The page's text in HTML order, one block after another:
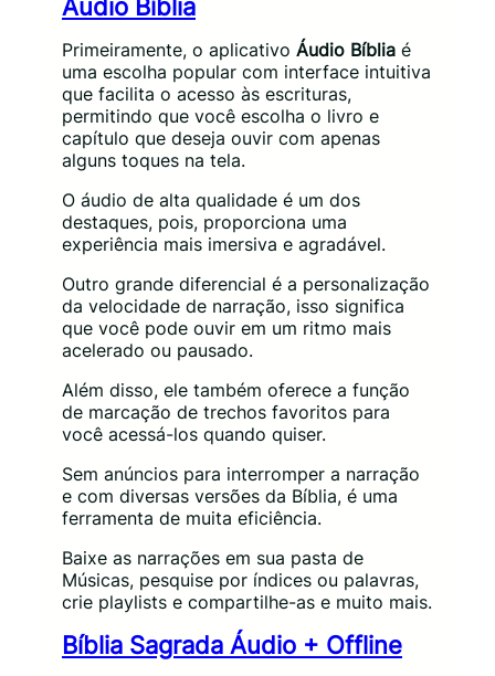
Áudio Bíblia
Primeiramente, o aplicativo Áudio Bíblia é
uma escolha popular com interface intuitiva
que facilita o acesso às escrituras,
permitindo que você escolha o livro e
capítulo que deseja ouvir com apenas
alguns toques na tela.
O áudio de alta qualidade é um dos
destaques, pois, proporciona uma
experiência mais imersiva e agradável.
Outro grande diferencial é a personalização
da velocidade de narração, isso significa
que você pode ouvir em um ritmo mais
acelerado ou pausado.
Além disso, ele também oferece a função
de marcação de trechos favoritos para
você acessá-los quando quiser.
Sem anúncios para interromper a narração
e com diversas versões da Bíblia, é uma
ferramenta de muita eficiência.
Baixe as narrações em sua pasta de
Músicas, pesquise por índices ou palavras,
crie playlists e compartilhe-as e muito mais.
Bíblia Sagrada Áudio + Offline